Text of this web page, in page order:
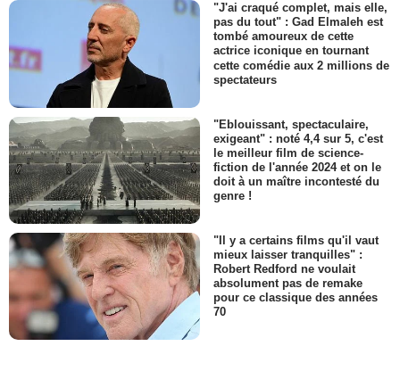
"J'ai craqué complet, mais elle,
pas du tout" : Gad Elmaleh est
tombé amoureux de cette
actrice iconique en tournant
cette comédie aux 2 millions de
spectateurs
"Eblouissant, spectaculaire,
exigeant" : noté 4,4 sur 5, c'est
le meilleur film de science-
fiction de l'année 2024 et on le
doit à un maître incontesté du
genre !
"Il y a certains films qu'il vaut
mieux laisser tranquilles" :
Robert Redford ne voulait
absolument pas de remake
pour ce classique des années
70